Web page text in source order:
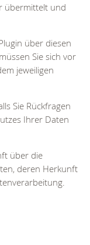
übermittelt und
über diesen
Sie sich vor
jeweiligen
Sie Rückfragen
Ihrer Daten
über die
deren Herkunft